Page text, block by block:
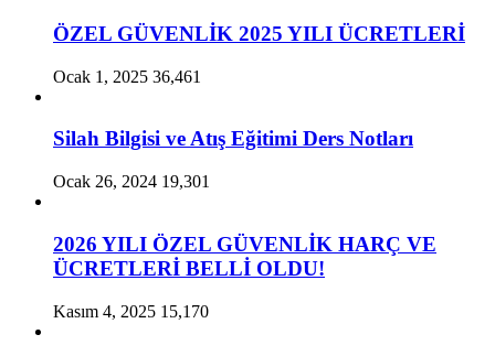
ÖZEL GÜVENLİK 2025 YILI ÜCRETLERİ
Ocak 1, 2025 36,461
Silah Bilgisi ve Atış Eğitimi Ders Notları
Ocak 26, 2024 19,301
2026 YILI ÖZEL GÜVENLİK HARÇ VE
ÜCRETLERİ BELLİ OLDU!
Kasım 4, 2025 15,170